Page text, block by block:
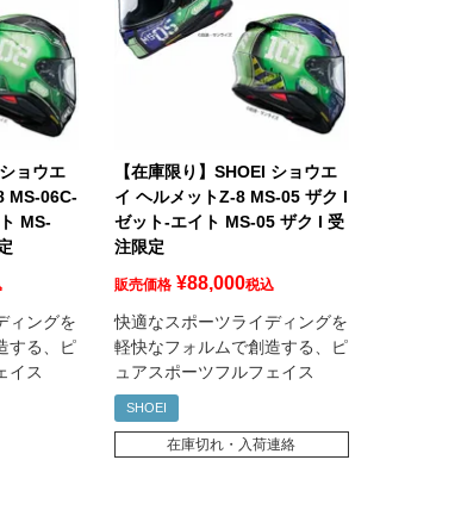
ョウエ
MS-06C-
MS-
ィングを
する、ピ
イス
【在庫限り】SHOEI ショウエ
イ ヘルメットZ-8 MS-05 ザク I
ゼット-エイト MS-05 ザク I 受
注限定
販売価格 ¥88,000税込
快適なスポーツライディングを
軽快なフォルムで創造する、ピ
ュアスポーツフルフェイス
SHOEI
在庫切れ・入荷連絡